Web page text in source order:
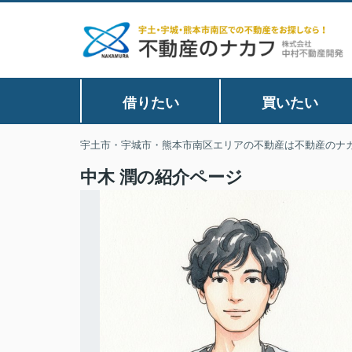
借りたい 買いたい
宇土市・宇城市・熊本市南区エリアの不動産は不動産のナ
中木 潤の紹介ページ